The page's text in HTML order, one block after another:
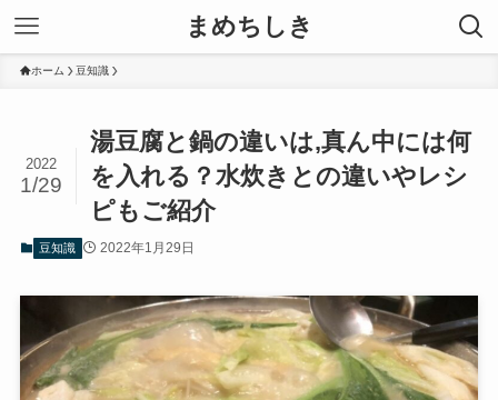
まめちしき
ホーム 豆知識
湯豆腐と鍋の違いは,真ん中には何
を入れる？水炊きとの違いやレシ
ピもご紹介
2022
1/29
豆知識 2022年1月29日